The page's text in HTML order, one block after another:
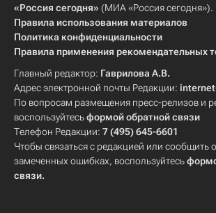
«Россия сегодня» (МИА «Россия сегодня»).
Правила использования материалов
Политика конфиденциальности
Правила применения рекомендательных
Главный редактор: Гаврилова А.В.
Адрес электронной почты Редакции:
По вопросам размещения пресс-релизов и
воспользуйтесьформой обратной связи
Телефон Редакции: 7 (495) 645-6601
Чтобы связаться с редакцией или сообщить
замеченных ошибках, воспользуйтесь
связи.